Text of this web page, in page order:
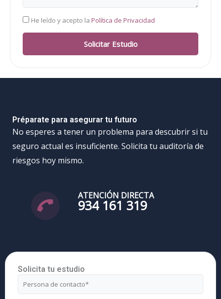
RGPD
He leído y acepto la Política de Privacidad
Solicitar Estudio
Préparate para asegurar tu futuro
No esperes a tener un problema para descubrir si tu
seguro actual es insuficiente. Solicita tu auditoría de
riesgos hoy mismo.
ATENCIÓN DIRECTA
934 161 319
Solicita tu estudio
Nombre